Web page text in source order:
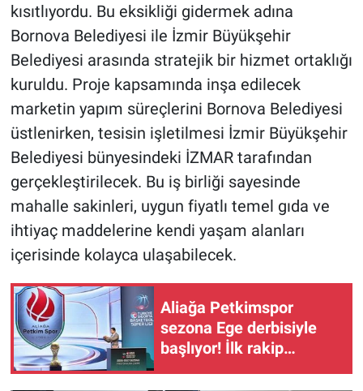
kısıtlıyordu. Bu eksikliği gidermek adına
Bornova Belediyesi ile İzmir Büyükşehir
Belediyesi arasında stratejik bir hizmet ortaklığı
kuruldu. Proje kapsamında inşa edilecek
marketin yapım süreçlerini Bornova Belediyesi
üstlenirken, tesisin işletilmesi İzmir Büyükşehir
Belediyesi bünyesindeki İZMAR tarafından
gerçekleştirilecek. Bu iş birliği sayesinde
mahalle sakinleri, uygun fiyatlı temel gıda ve
ihtiyaç maddelerine kendi yaşam alanları
içerisinde kolayca ulaşabilecek.
Aliağa Petkimspor
sezona Ege derbisiyle
başlıyor! İlk rakip